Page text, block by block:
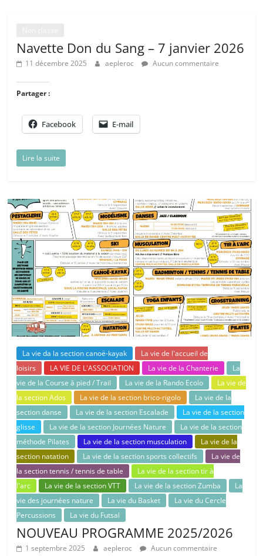
Navette Don du Sang – 7 janvier 2026
11 décembre 2025 aepleroc Aucun commentaire
Partager :
Facebook E-mail
Lire la suite
La vie da la section canoë-kayak
La vie de l'accueil de
loisirs
LA VIE DE L'ASSOCIATION La vie de la Chanterie
La
vie de la Course à pied / Trail
La vie de la Rando Ecolo
La vie de
la section Ados
La vie de la section brico-rigolo
La vie de la
section danse
La vie de la section Escalade
La vie de la section
glisse
La vie de la section Journées Nature
La vie de la section
méthode Pilates
La vie de la section musculation
La vie de la
section natation
La vie de la section sports collectifs
La vie de
la section tennis / tennis de table
La vie de la section tir à
l'arc
La vie de la section VTT La vie de la section Zumba
La
vie des journées nature
La vie du Basket
La vie du Cercle
Percussions
La vie du Futsal
NOUVEAU PROGRAMME 2025/2026
1 septembre 2025 aepleroc Aucun commentaire